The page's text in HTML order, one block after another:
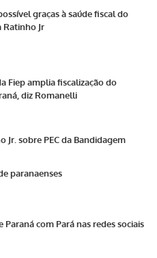
graças à saúde fiscal do
Ratinho Jr
Fiep amplia fiscalização do
diz Romanelli
Jr. sobre PEC da Bandidagem
paranaenses
com Pará nas redes sociais